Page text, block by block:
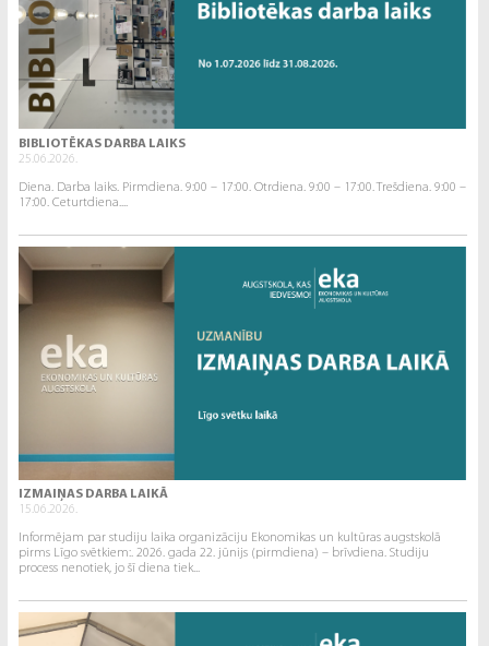
BIBLIOTĒKAS DARBA LAIKS
25.06.2026.
Diena. Darba laiks. Pirmdiena. 9:00 – 17:00. Otrdiena. 9:00 – 17:00. Trešdiena. 9:00 –
17:00. Ceturtdiena....
IZMAIŅAS DARBA LAIKĀ
15.06.2026.
Informējam par studiju laika organizāciju Ekonomikas un kultūras augstskolā
pirms Līgo svētkiem:. 2026. gada 22. jūnijs (pirmdiena) – brīvdiena. Studiju
process nenotiek, jo šī diena tiek...